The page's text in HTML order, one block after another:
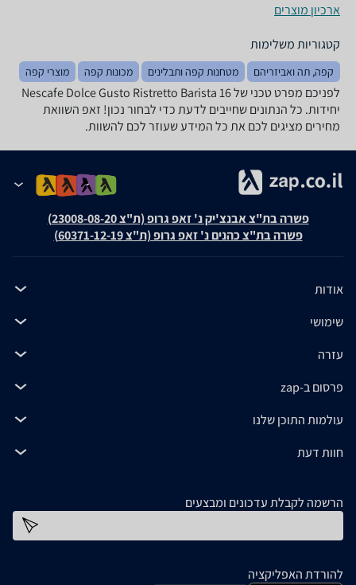
ארכיון מוצרים
קטגוריות משלימות
קפה, תה ואביזריהם מטחנות קפה ותבלינים מכונות קפה מוצרי קפה
לפניכם מפרט טכני של Nescafe Dolce Gusto Ristretto Barista 16
יחידות. כל הנתונים שחייבים לדעת כדי לבחור נכון! זאפ השוואת
מחירים מציגים לכם את כל המידע שעוזר לכם להשוות.
פשרה בת"צ אבנצ'יק נ' זאפ גרופ (ת"צ 23008-08-20)
פשרה בת"צ כהנים נ' זאפ גרופ (ת"צ 60371-12-19)
אודות
שימושי
עזרה
פרסום ב-zap
עולמות התוכן שלנו
חוות דעת
הרשמה לקבלת עדכונים ומבצעים
להורדת האפליקציה